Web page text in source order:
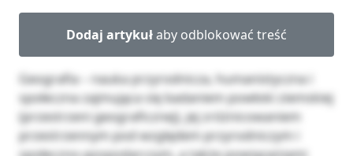
Dodaj artykułaby odblokować treść
Geografia – nauka przyrodnicza, humanistyczna i
społeczna zajmująca się badaniem powłoki ziemskiej
(przestrzeni geograficznej), jej zróżnicowaniem
przestrzennym pod względem przyrodniczym i